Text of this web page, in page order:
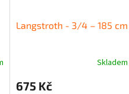
Langstroth - 3/4 – 185 cm
Skladem
675 Kč